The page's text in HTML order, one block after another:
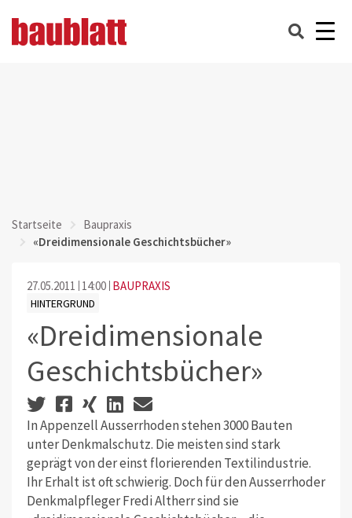
Startseite
Baupraxis
«Dreidimensionale Geschichtsbücher»
27.05.2011 14:00 BAUPRAXIS
HINTERGRUND
«Dreidimensionale
Geschichtsbücher»
In Appenzell Ausserrhoden stehen 3000 Bauten
unter Denkmalschutz. Die meisten sind stark
geprägt von der einst florierenden Textilindustrie.
Ihr Erhalt ist oft schwierig. Doch für den Ausserrhoder
Denkmalpfleger Fredi Altherr sind sie